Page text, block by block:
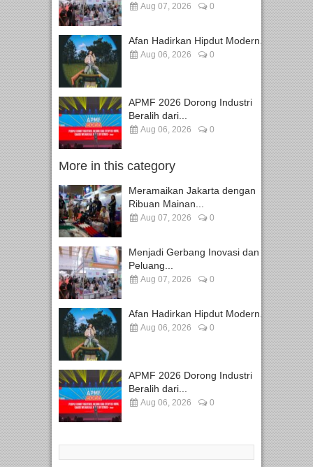
Aug 07, 2026 0
Afan Hadirkan Hipdut Modern...
Aug 06, 2026 0
APMF 2026 Dorong Industri
Beralih dari...
Aug 06, 2026 0
More in this category
Meramaikan Jakarta dengan
Ribuan Mainan...
Aug 07, 2026 0
Menjadi Gerbang Inovasi dan
Peluang...
Aug 07, 2026 0
Afan Hadirkan Hipdut Modern...
Aug 06, 2026 0
APMF 2026 Dorong Industri
Beralih dari...
Aug 06, 2026 0